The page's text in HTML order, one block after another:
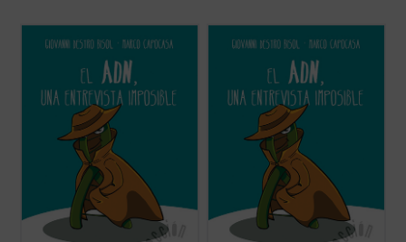
Más allá de su aparente popularidad, ¿qué
sabemos realmente del ADN y del itinerario
científico que lo ha convertido en un icono
de la biología? Quizá alguna cosa, pero
probablemente no lo que más merece la
pena conocer de él.
(ver ficha)
Más allá de su aparente popularidad, ¿qué
sabemos realmente del ADN y del itinerario
científico que lo ha convertido en un icono
de la biología? Quizá alguna cosa, pero
probablemente no lo que más merece la
pena conocer de él.
(ver ficha)